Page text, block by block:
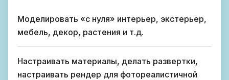
Моделировать «с нуля» интерьер, экстерьер,
мебель, декор, растения и т.д.
Настраивать материалы, делать развертки,
настраивать рендер для фотореалистичной